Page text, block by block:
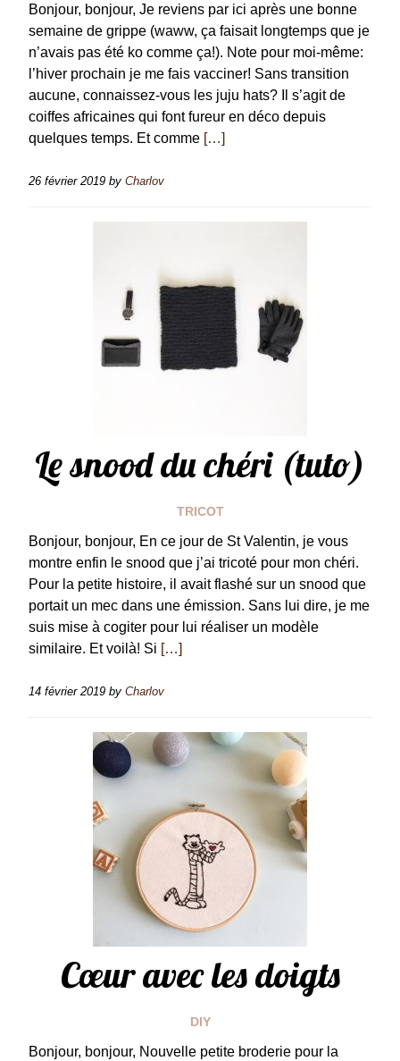
Bonjour, bonjour, Je reviens par ici après une bonne
semaine de grippe (waww, ça faisait longtemps que je
n’avais pas été ko comme ça!). Note pour moi-même:
l’hiver prochain je me fais vacciner! Sans transition
aucune, connaissez-vous les juju hats? Il s’agit de
coiffes africaines qui font fureur en déco depuis
quelques temps. Et comme […]
26 février 2019 by Charlov
Le snood du chéri (tuto)
TRICOT
Bonjour, bonjour, En ce jour de St Valentin, je vous
montre enfin le snood que j’ai tricoté pour mon chéri.
Pour la petite histoire, il avait flashé sur un snood que
portait un mec dans une émission. Sans lui dire, je me
suis mise à cogiter pour lui réaliser un modèle
similaire. Et voilà! Si […]
14 février 2019 by Charlov
Cœur avec les doigts
DIY
Bonjour, bonjour, Nouvelle petite broderie pour la